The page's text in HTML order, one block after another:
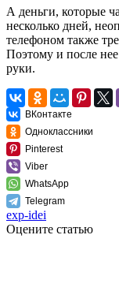
А деньги, которые
несколько дней,
телефоном также
Поэтому и после
руки.
ВКонтакте
Одноклассники
Pinterest
Viber
WhatsApp
Telegram
exp-idei
Оцените статью